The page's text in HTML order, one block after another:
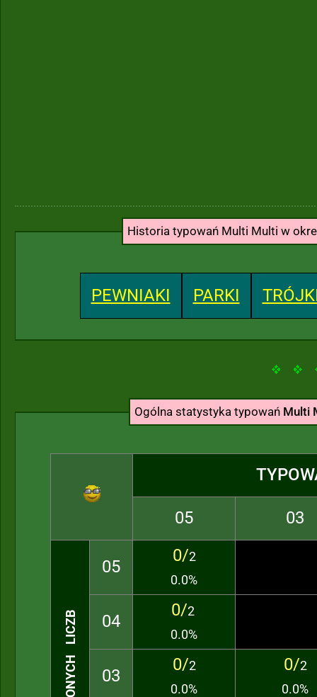
Historia typowań Multi Multi w
PEWNIAKI PARKI
Ogólna statystyka typowań Multi
05 03
TRAFIONYCH LICZB
05
0/2
0.0%
04
0/2
0.0%
03
0/2
0.0%
0/2
0.0%